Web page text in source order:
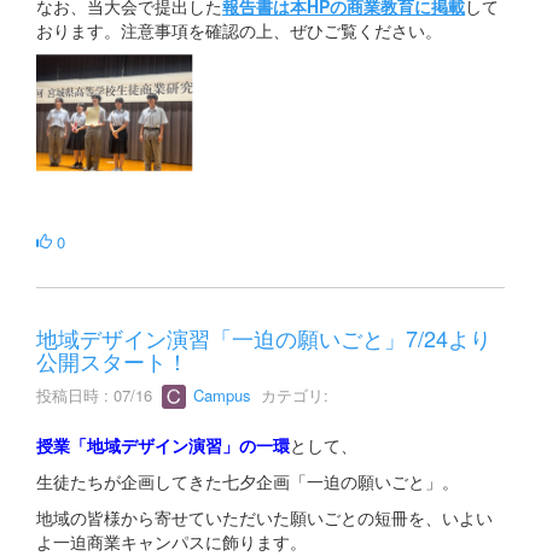
なお、当大会で提出した報告書は本HPの商業教育に掲載して
おります。注意事項を確認の上、ぜひご覧ください。
0
地域デザイン演習「一迫の願いごと」7/24より
公開スタート！
投稿日時 : 07/16 Campus カテゴリ:
授業「地域デザイン演習」の一環として、
生徒たちが企画してきた七夕企画「一迫の願いごと」。
地域の皆様から寄せていただいた願いごとの短冊を、いよい
よ一迫商業キャンパスに飾ります。